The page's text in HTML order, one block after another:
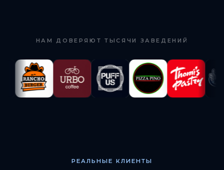
НАМ ДОВЕРЯЮТ ТЫСЯЧИ ЗАВЕДЕНИЙ
РЕАЛЬНЫЕ КЛИЕНТЫ